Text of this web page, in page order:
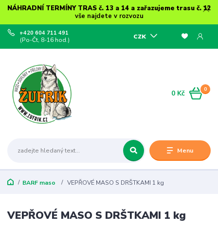
NÁHRADNÍ TERMÍNY TRAS č. 13 a 14 a zařazujeme trasu č. 12
vše najdete v rozvozu
Menu
CZK
+420 604 711 491
(Po-Čt, 8-16 hod.)
0
0 Kč
BARF maso VEPŘOVÉ MASO S DRŠTKAMI 1 kg
VEPŘOVÉ MASO S DRŠTKAMI 1 kg